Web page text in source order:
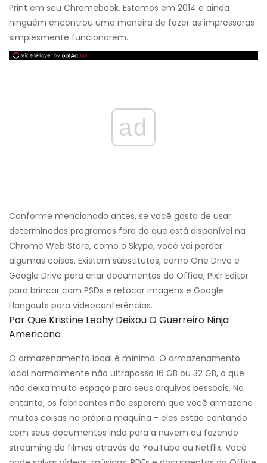
Print em seu Chromebook. Estamos em 2014 e ainda
ninguém encontrou uma maneira de fazer as impressoras
simplesmente funcionarem.
ad
Conforme mencionado antes, se você gosta de usar
determinados programas fora do que está disponível na
Chrome Web Store, como o Skype, você vai perder
algumas coisas. Existem substitutos, como One Drive e
Google Drive para criar documentos do Office, Pixlr Editor
para brincar com PSDs e retocar imagens e Google
Hangouts para videoconferências.
Por Que Kristine Leahy Deixou O Guerreiro Ninja
Americano
O armazenamento local é mínimo. O armazenamento
local normalmente não ultrapassa 16 GB ou 32 GB, o que
não deixa muito espaço para seus arquivos pessoais. No
entanto, os fabricantes não esperam que você armazene
muitas coisas na própria máquina - eles estão contando
com seus documentos indo para a nuvem ou fazendo
streaming de filmes através do YouTube ou Netflix. Você